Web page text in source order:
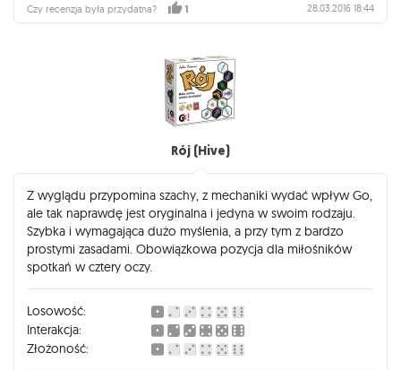
Czy recenzja była przydatna? 1 28.03.2016 18:44
Rój (Hive)
Z wyglądu przypomina szachy, z mechaniki wydać wpływ Go,
ale tak naprawdę jest oryginalna i jedyna w swoim rodzaju.
Szybka i wymagająca dużo myślenia, a przy tym z bardzo
prostymi zasadami. Obowiązkowa pozycja dla miłośników
spotkań w cztery oczy.
Losowość:
Interakcja:
Złożoność: